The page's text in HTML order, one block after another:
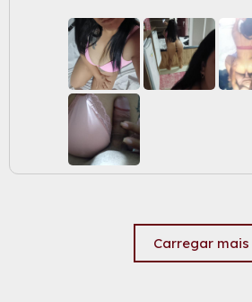
Carregar mais